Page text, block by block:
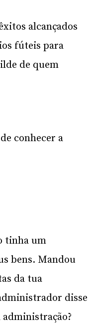
alcançados
fúteis para
de quem
conhecer a
tinha um
bens. Mandou
da tua
disse
administração?